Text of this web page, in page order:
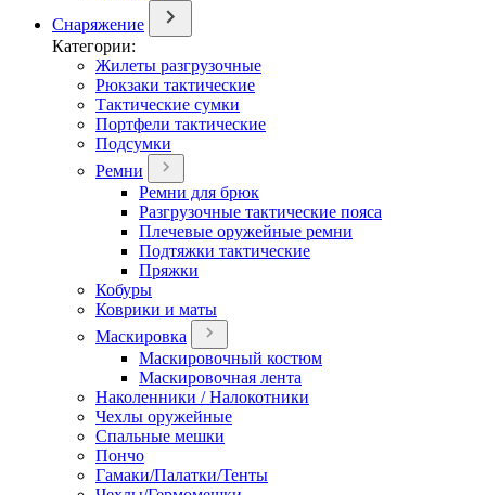
Снаряжение
Категории:
Жилеты разгрузочные
Рюкзаки тактические
Тактические сумки
Портфели тактические
Подсумки
Ремни
Ремни для брюк
Разгрузочные тактические пояса
Плечевые оружейные ремни
Подтяжки тактические
Пряжки
Кобуры
Коврики и маты
Маскировка
Маскировочный костюм
Маскировочная лента
Наколенники / Налокотники
Чехлы оружейные
Спальные мешки
Пончо
Гамаки/Палатки/Тенты